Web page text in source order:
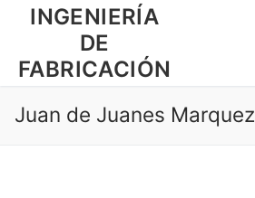
INGENIERÍA
DE
FABRICACIÓN
Juan de Juanes Marquez